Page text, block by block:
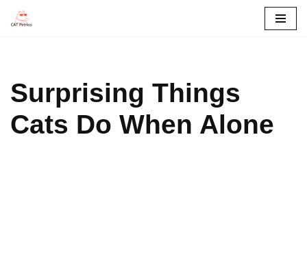
로
건
너
뛰
Surprising Things
Cats Do When Alone